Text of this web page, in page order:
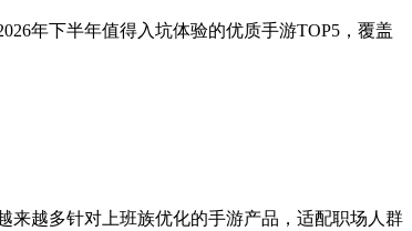
年下半年值得入坑体验的优质手游TOP5，覆盖
来越多针对上班族优化的手游产品，适配职场人群